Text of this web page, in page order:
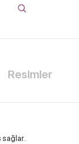
Resimler
sağlar.